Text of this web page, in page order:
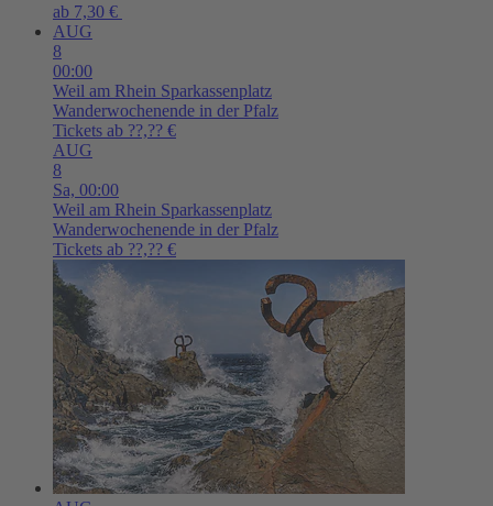
ab 7,30 €
AUG
8
00:00
Weil am Rhein Sparkassenplatz
Wanderwochenende in der Pfalz
Tickets ab ??,?? €
AUG
8
Sa, 00:00
Weil am Rhein Sparkassenplatz
Wanderwochenende in der Pfalz
Tickets ab ??,?? €